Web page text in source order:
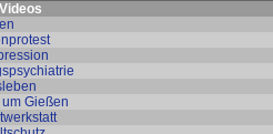
um Gießen